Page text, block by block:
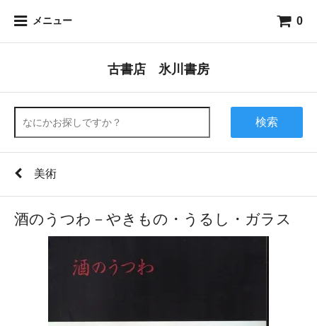
メニュー 0
古書店 氷川書房
検索
美術
酒のうつわ－やきもの・うるし・ガラス